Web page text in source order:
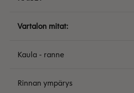
Vartalon mitat:
Kaula - ranne
Rinnan ympärys